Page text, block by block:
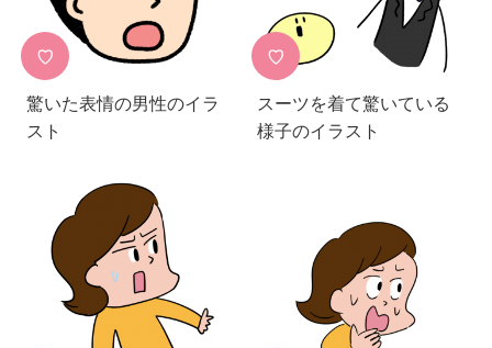
♡
驚いた表情の男性のイラ
スト
♡
スーツを着て驚いている
様子のイラスト